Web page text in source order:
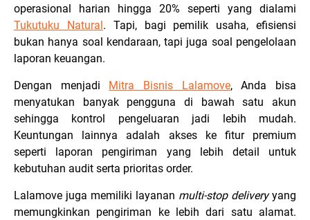
operasional harian hingga 20% seperti yang dialami
Tukutuku Natural . Tapi, bagi pemilik usaha, efisiensi
bukan hanya soal kendaraan, tapi juga soal pengelolaan
laporan keuangan.
Dengan menjadi Mitra Bisnis Lalamove, Anda bisa
menyatukan banyak pengguna di bawah satu akun
sehingga kontrol pengeluaran jadi lebih mudah.
Keuntungan lainnya adalah akses ke fitur premium
seperti laporan pengiriman yang lebih detail untuk
kebutuhan audit serta prioritas order.
Lalamove juga memiliki layanan multi-stop deliveryyang
memungkinkan pengiriman ke lebih dari satu alamat.